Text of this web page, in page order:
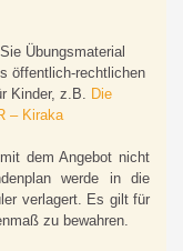
Übungsmaterial
öffentlich-rechtlichen
Kinder, z.B.
Die
– Kiraka
dem Angebot nicht
werde in die
verlagert. Es gilt für
zu bewahren.